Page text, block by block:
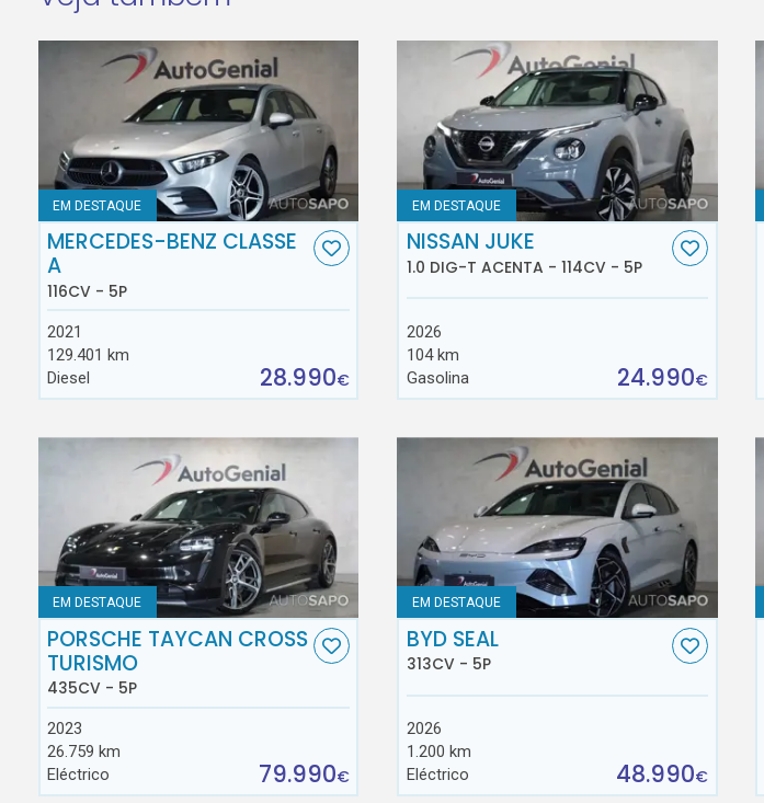
EM DESTAQUE
MERCEDES-BENZ CLASSE
A
116CV - 5P
2021
129.401 km
Diesel
28.990€
EM DESTAQUE
NISSAN JUKE
1.0 DIG-T ACENTA - 114CV - 5P
2026
104 km
Gasolina
24.990€
EM DESTAQUE
PORSCHE TAYCAN CROSS
TURISMO
435CV - 5P
2023
26.759 km
Eléctrico
79.990€
EM DESTAQUE
BYD SEAL
313CV - 5P
2026
1.200 km
Eléctrico
48.990€